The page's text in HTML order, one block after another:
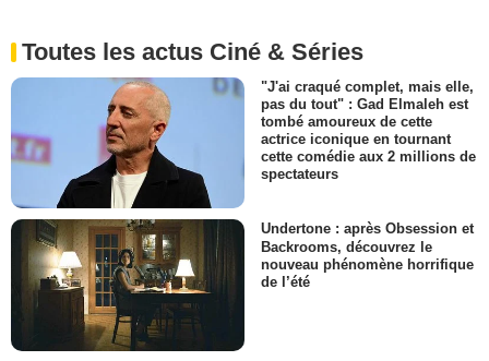
Toutes les actus Ciné & Séries
"J'ai craqué complet, mais elle,
pas du tout" : Gad Elmaleh est
tombé amoureux de cette
actrice iconique en tournant
cette comédie aux 2 millions de
spectateurs
Undertone : après Obsession et
Backrooms, découvrez le
nouveau phénomène horrifique
de l’été